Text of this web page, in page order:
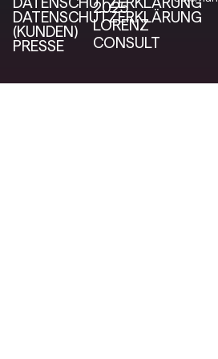
DATENSCHUTZERKLÄRUNG
(KUNDEN)
PRESSE
2025
LORENZ
CONSULT